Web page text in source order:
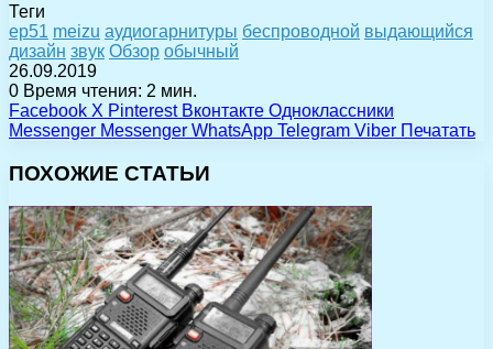
Теги
ep51 meizu аудиогарнитуры беспроводной выдающийся
дизайн звук Обзор обычный
26.09.2019
0 Время чтения: 2 мин.
Facebook X Pinterest Вконтакте Одноклассники
Messenger Messenger WhatsApp Telegram Viber Печатать
ПОХОЖИЕ СТАТЬИ